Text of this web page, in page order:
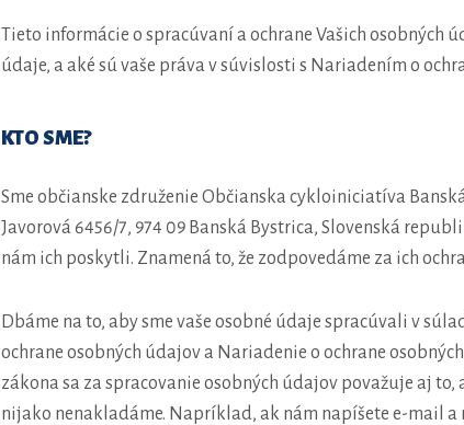
Tieto informácie o spracúvaní a ochrane Vašich osobných
údaje, a aké sú vaše práva v súvislosti s Nariadením o
KTO SME?
Sme občianske združenie Občianska cykloiniciatíva
Javorová 6456/7, 974 09 Banská Bystrica, Slovenská
nám ich poskytli. Znamená to, že zodpovedáme za ich
Dbáme na to, aby sme vaše osobné údaje spracúvali v
ochrane osobných údajov a Nariadenie o ochrane
zákona sa za spracovanie osobných údajov považuje aj
nijako nenakladáme. Napríklad, ak nám napíšete e-mail